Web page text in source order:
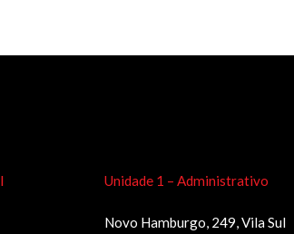
Unidade 1 – Administrativo
Novo Hamburgo, 249, Vila Sul